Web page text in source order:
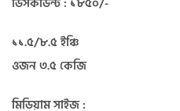
১১.৫/৮.৫ ইঞ্চি
ওজন ৩.৫ কেজি
মিডিয়াম সাইজ :